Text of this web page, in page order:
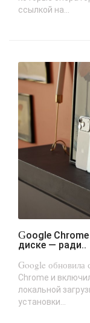
ссылкой на...
Google Chrome теперь потребует до 20 Гбайт на
диске — ради..
Google обновила
Chrome и
локальной
установки...